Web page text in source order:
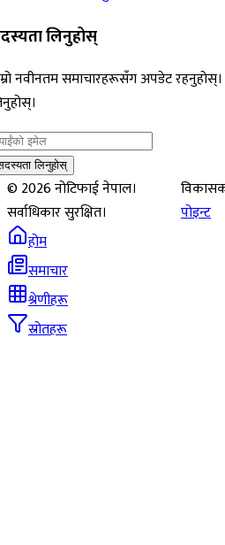
लिनुहोस्
नवीनतम समाचारहरूसँग अपडेट
लिनुहोस्
©2026नोटिफाई नेपाल।
सर्वाधिकार सुरक्षित।
पोइन्ट
होम
समाचार
श्रेणीहरू
स्रोतहरू